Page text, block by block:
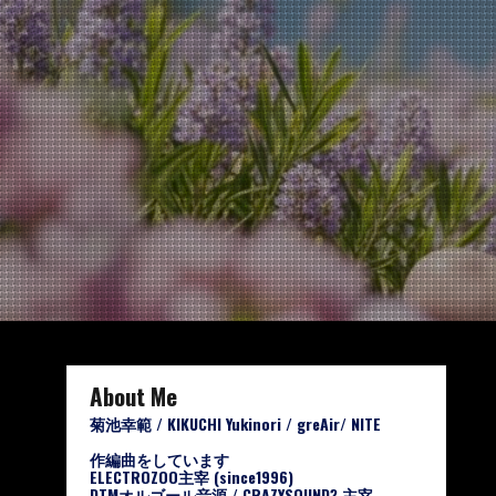
About Me
菊池幸範 / KIKUCHI Yukinori / greAir/ NITE
作編曲をしています
ELECTROZOO主宰 (since1996)